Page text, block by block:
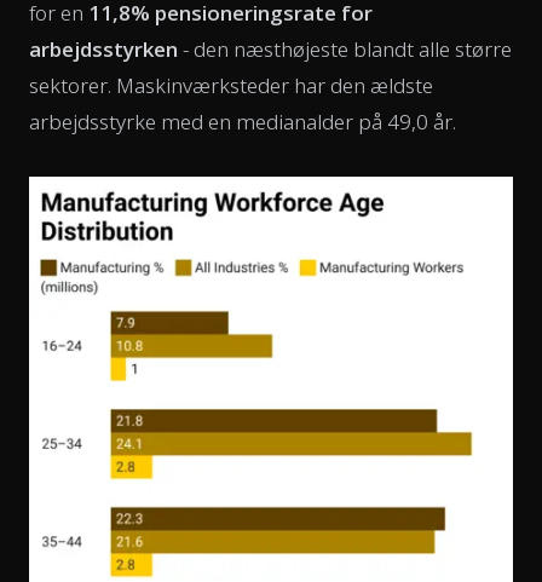
for en 11,8% pensioneringsrate for
arbejdsstyrken - den næsthøjeste blandt alle større
sektorer. Maskinværksteder har den ældste
arbejdsstyrke med en medianalder på 49,0 år.